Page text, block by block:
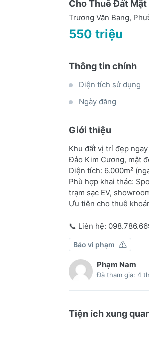
Cho Thuê Đất Mặt
Trương Văn Bang,
550 triệu
Thông tin chính
Diện tích sử dụng
Ngày đăng
Giới thiệu
Khu đất vị trí đẹp
Đảo Kim Cương, mật
Diện tích: 6.000m²
Phù hợp khai thác:
trạm sạc EV,
Ưu tiên cho thuê
📞 Liên hệ:
Báo vi phạm
Phạm Nam
Đã tham gia: 4
Tiện ích xung